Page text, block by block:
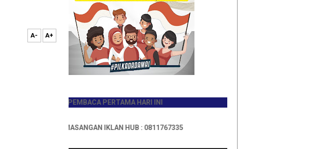
A- A+
JADILAH PEMBACA PERTAMA HARI INI
INFO PEMASANGAN IKLAN HUB : 0811767335